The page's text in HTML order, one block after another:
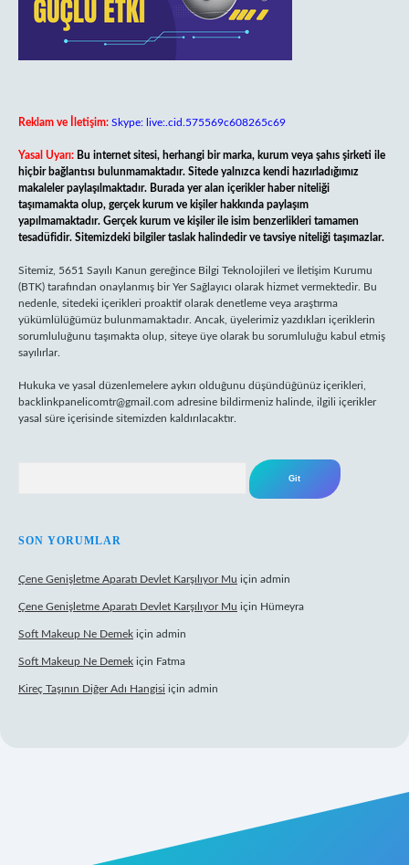
Reklam ve İletişim: Skype: live:.cid.575569c608265c69
Yasal Uyarı: Bu internet sitesi, herhangi bir marka, kurum veya şahıs şirketi ile
hiçbir bağlantısı bulunmamaktadır. Sitede yalnızca kendi hazırladığımız
makaleler paylaşılmaktadır. Burada yer alan içerikler haber niteliği
taşımamakta olup, gerçek kurum ve kişiler hakkında paylaşım
yapılmamaktadır. Gerçek kurum ve kişiler ile isim benzerlikleri tamamen
tesadüfidir. Sitemizdeki bilgiler taslak halindedir ve tavsiye niteliği taşımazlar.
Sitemiz, 5651 Sayılı Kanun gereğince Bilgi Teknolojileri ve İletişim Kurumu
(BTK) tarafından onaylanmış bir Yer Sağlayıcı olarak hizmet vermektedir. Bu
nedenle, sitedeki içerikleri proaktif olarak denetleme veya araştırma
yükümlülüğümüz bulunmamaktadır. Ancak, üyelerimiz yazdıkları içeriklerin
sorumluluğunu taşımakta olup, siteye üye olarak bu sorumluluğu kabul etmiş
sayılırlar.
Hukuka ve yasal düzenlemelere aykırı olduğunu düşündüğünüz içerikleri,
backlinkpanelicomtr@gmail.com adresine bildirmeniz halinde, ilgili içerikler
yasal süre içerisinde sitemizden kaldırılacaktır.
SON YORUMLAR
Çene Genişletme Aparatı Devlet Karşılıyor Mu için admin
Çene Genişletme Aparatı Devlet Karşılıyor Mu için Hümeyra
Soft Makeup Ne Demek için admin
Soft Makeup Ne Demek için Fatma
Kireç Taşının Diğer Adı Hangisi için admin